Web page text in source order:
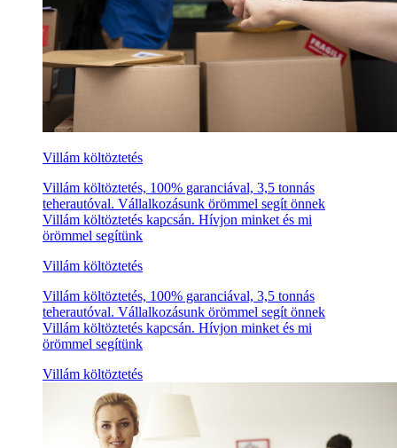
Villám költöztetés
Villám költöztetés, 100% garanciával, 3,5 tonnás
teherautóval. Vállalkozásunk örömmel segít önnek
Villám költöztetés kapcsán. Hívjon minket és mi
örömmel segítünk
Villám költöztetés
Villám költöztetés, 100% garanciával, 3,5 tonnás
teherautóval. Vállalkozásunk örömmel segít önnek
Villám költöztetés kapcsán. Hívjon minket és mi
örömmel segítünk
Villám költöztetés